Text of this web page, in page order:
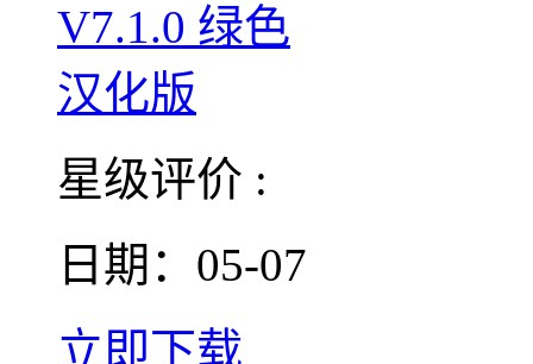
星级评价 :
日期：05-07
立即下载